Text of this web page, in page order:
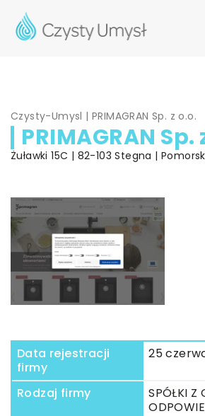
Czysty-Umysl |PRIMAGRAN Sp. z o.o.
PRIMAGRAN Sp.
Żuławki 15C | 82-103 Stegna |
Data rejestracji
firmy
25
Rodzaj firmy
SPÓŁKI Z